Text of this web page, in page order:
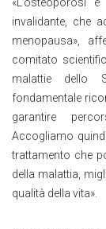
invalidante, che
menopausa»,
comitato
malattie dello
fondamentale
garantire
Accogliamo
trattamento che
della malattia,
qualità della vita».